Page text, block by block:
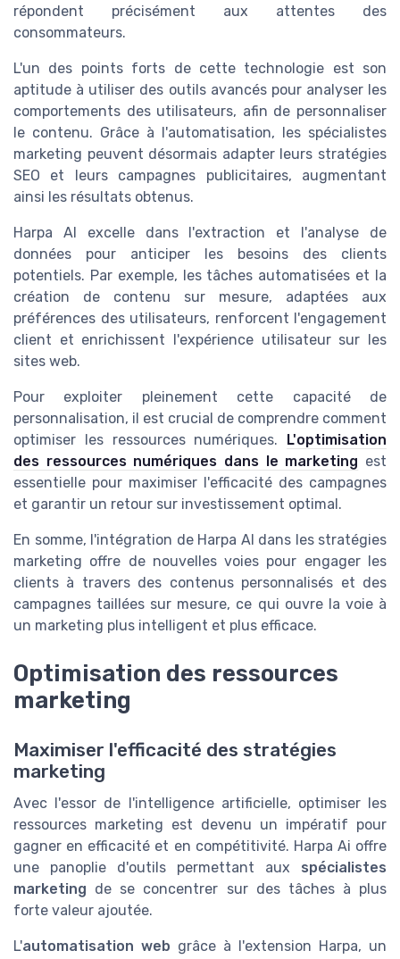
répondent précisément aux attentes des
consommateurs.
L'un des points forts de cette technologie est son
aptitude à utiliser des outils avancés pour analyser les
comportements des utilisateurs, afin de personnaliser
le contenu. Grâce à l'automatisation, les spécialistes
marketing peuvent désormais adapter leurs stratégies
SEO et leurs campagnes publicitaires, augmentant
ainsi les résultats obtenus.
Harpa AI excelle dans l'extraction et l'analyse de
données pour anticiper les besoins des clients
potentiels. Par exemple, les tâches automatisées et la
création de contenu sur mesure, adaptées aux
préférences des utilisateurs, renforcent l'engagement
client et enrichissent l'expérience utilisateur sur les
sites web.
Pour exploiter pleinement cette capacité de
personnalisation, il est crucial de comprendre comment
optimiser les ressources numériques. L'optimisation
des ressources numériques dans le marketing est
essentielle pour maximiser l'efficacité des campagnes
et garantir un retour sur investissement optimal.
En somme, l'intégration de Harpa AI dans les stratégies
marketing offre de nouvelles voies pour engager les
clients à travers des contenus personnalisés et des
campagnes taillées sur mesure, ce qui ouvre la voie à
un marketing plus intelligent et plus efficace.
Optimisation des ressources
marketing
Maximiser l'efficacité des stratégies
marketing
Avec l'essor de l'intelligence artificielle, optimiser les
ressources marketing est devenu un impératif pour
gagner en efficacité et en compétitivité. Harpa Ai offre
une panoplie d'outils permettant aux spécialistes
marketing de se concentrer sur des tâches à plus
forte valeur ajoutée.
L'automatisation web grâce à l'extension Harpa, un